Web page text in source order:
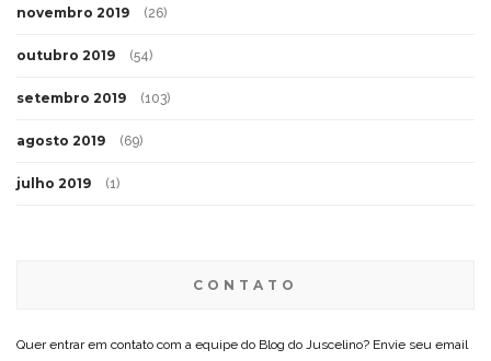
novembro 2019 (26)
outubro 2019 (54)
setembro 2019 (103)
agosto 2019 (69)
julho 2019 (1)
CONTATO
Quer entrar em contato com a equipe do Blog do Juscelino? Envie seu email